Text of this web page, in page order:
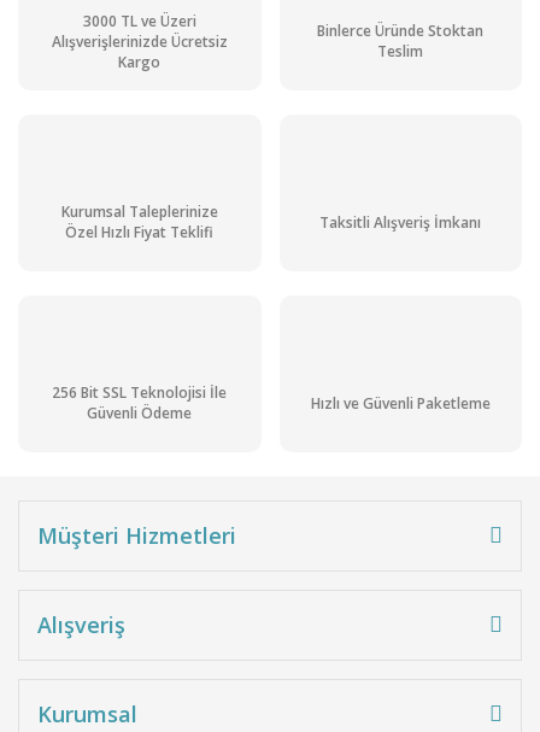
3000 TL ve Üzeri
Alışverişlerinizde Ücretsiz
Kargo
Binlerce Üründe Stoktan
Teslim
Kurumsal Taleplerinize
Özel Hızlı Fiyat Teklifi
Taksitli Alışveriş İmkanı
256 Bit SSL Teknolojisi İle
Güvenli Ödeme
Hızlı ve Güvenli Paketleme
Müşteri Hizmetleri
Alışveriş
Kurumsal